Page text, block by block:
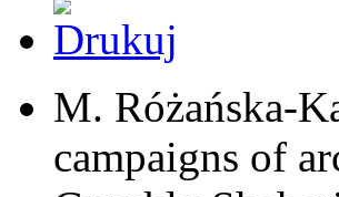
M. Różańska-
campaigns of